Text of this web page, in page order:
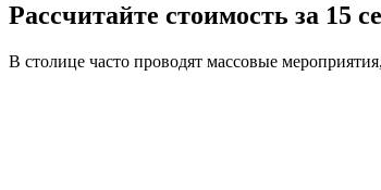
Рассчитайте стоимость за 15
В столице часто проводят массовые